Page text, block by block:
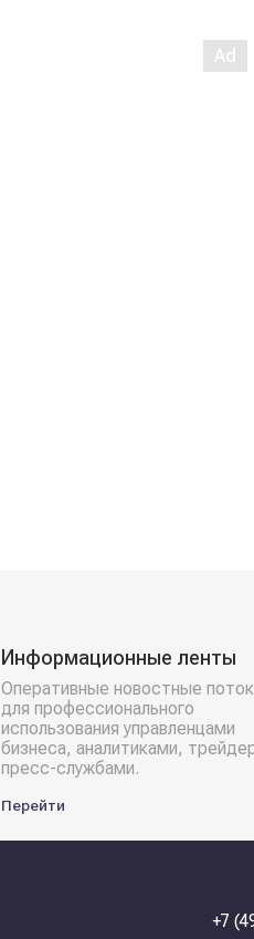
Информационные ленты
Оперативные новостные
для профессионального
использования управленцами
бизнеса, аналитиками,
пресс-службами.
Перейти
+7